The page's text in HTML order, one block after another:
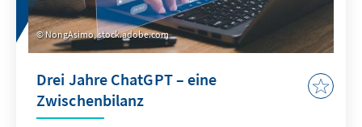
NongAsimo, stock.adobe.com
Drei Jahre ChatGPT – eine
Zwischenbilanz